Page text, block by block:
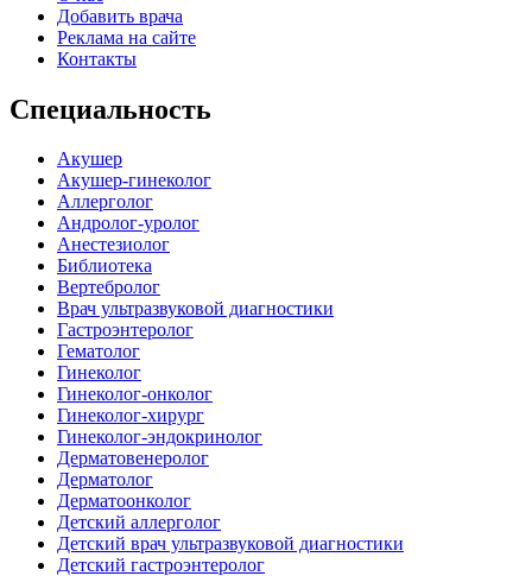
Добавить врача
Реклама на сайте
Контакты
Специальность
Акушер
Акушер-гинеколог
Аллерголог
Андролог-уролог
Анестезиолог
Библиотека
Вертебролог
Врач ультразвуковой диагностики
Гастроэнтеролог
Гематолог
Гинеколог
Гинеколог-онколог
Гинеколог-хирург
Гинеколог-эндокринолог
Дерматовенеролог
Дерматолог
Дерматоонколог
Детский аллерголог
Детский врач ультразвуковой диагностики
Детский гастроэнтеролог